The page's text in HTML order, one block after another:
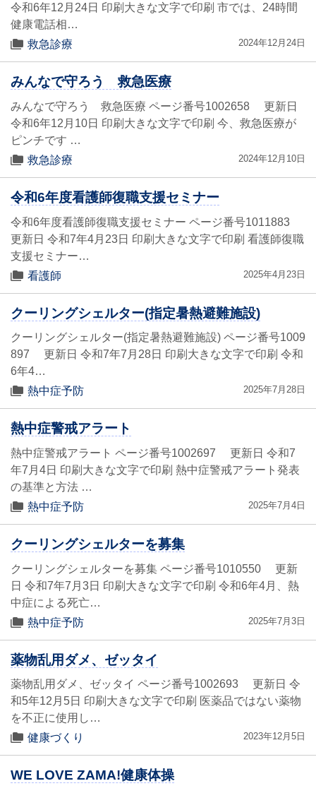
令和6年12月24日 印刷大きな文字で印刷 市では、24時間
健康電話相…
救急診療
2024年12月24日
みんなで守ろう 救急医療
みんなで守ろう 救急医療 ページ番号1002658 更新日
令和6年12月10日 印刷大きな文字で印刷 今、救急医療が
ピンチです …
救急診療
2024年12月10日
令和6年度看護師復職支援セミナー
令和6年度看護師復職支援セミナー ページ番号1011883
更新日 令和7年4月23日 印刷大きな文字で印刷 看護師復職
支援セミナー…
看護師
2025年4月23日
クーリングシェルター(指定暑熱避難施設)
クーリングシェルター(指定暑熱避難施設) ページ番号1009
897 更新日 令和7年7月28日 印刷大きな文字で印刷 令和
6年4…
熱中症予防
2025年7月28日
熱中症警戒アラート
熱中症警戒アラート ページ番号1002697 更新日 令和7
年7月4日 印刷大きな文字で印刷 熱中症警戒アラート発表
の基準と方法 …
熱中症予防
2025年7月4日
クーリングシェルターを募集
クーリングシェルターを募集 ページ番号1010550 更新
日 令和7年7月3日 印刷大きな文字で印刷 令和6年4月、熱
中症による死亡…
熱中症予防
2025年7月3日
薬物乱用ダメ、ゼッタイ
薬物乱用ダメ、ゼッタイ ページ番号1002693 更新日 令
和5年12月5日 印刷大きな文字で印刷 医薬品ではない薬物
を不正に使用し…
健康づくり
2023年12月5日
WE LOVE ZAMA!健康体操